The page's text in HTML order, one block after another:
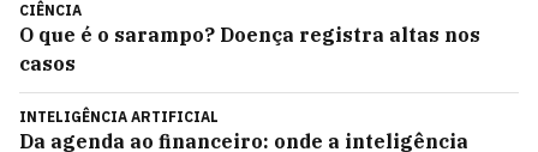
CIÊNCIA
O que é o sarampo? Doença registra altas nos
casos
INTELIGÊNCIA ARTIFICIAL
Da agenda ao financeiro: onde a inteligência